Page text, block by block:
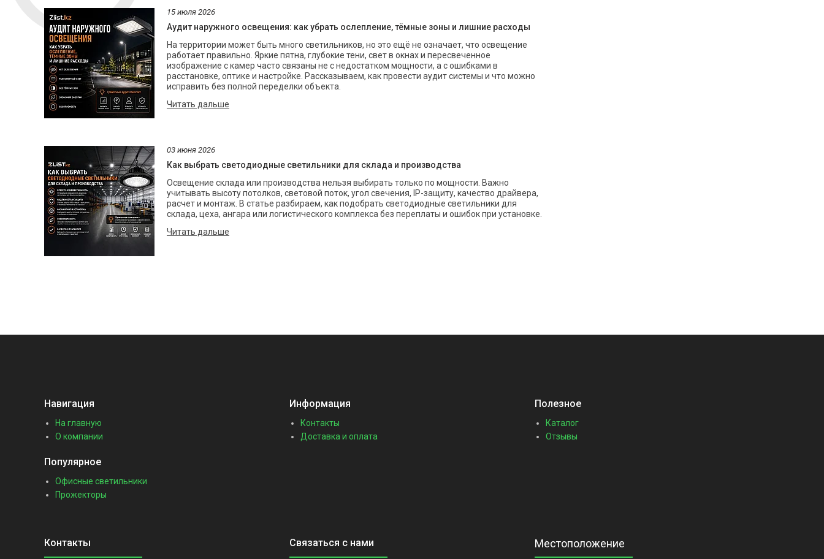
15 июля 2026
Аудит наружного освещения: как убрать ослепление, тёмные зоны и лишние расходы
На территории может быть много светильников, но это ещё не означает, что освещение
работает правильно. Яркие пятна, глубокие тени, свет в окнах и пересвеченное
изображение с камер часто связаны не с недостатком мощности, а с ошибками в
расстановке, оптике и настройке. Рассказываем, как провести аудит системы и что можно
исправить без полной переделки объекта.
03 июня 2026
Как выбрать светодиодные светильники для склада и производства
Освещение склада или производства нельзя выбирать только по мощности. Важно
учитывать высоту потолков, световой поток, угол свечения, IP-защиту, качество драйвера,
расчет и монтаж. В статье разбираем, как подобрать светодиодные светильники для
склада, цеха, ангара или логистического комплекса без переплаты и ошибок при установке.
Навигация
На главную
О компании
Информация
Контакты
Доставка и оплата
Полезное
Каталог
Отзывы
Популярное
Офисные светильники
Прожекторы